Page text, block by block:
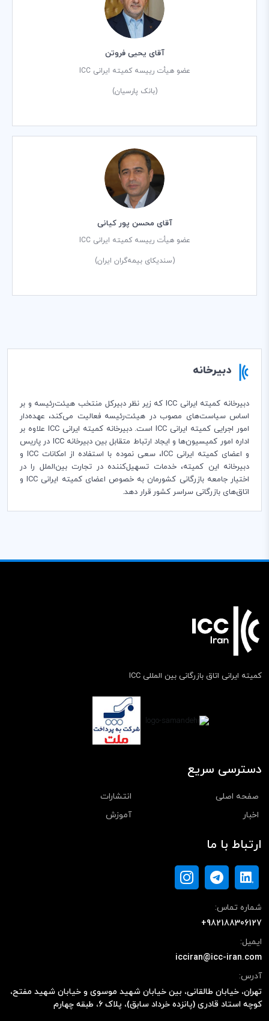
آقای یحیی فروتن
عضو هیأت رییسه کمیته ایرانی ICC
(بانک پارسیان)
آقای محسن پور کیانی
عضو هیأت رییسه کمیته ایرانی ICC
(سندیكای بیمه‌گران ایران)
دبیرخانه
دبیرخانه كمیته ایرانی ICC كه زیر نظر دبیركل منتخب هیئت‌رئیسه و بر
اساس سیاست‌های مصوب در هیئت‌رئیسه فعالیت می‌كند، عهده‌دار
امور اجرایی كمیته ایرانی ICC است. دبیرخانه كمیته ایرانی ICC علاوه بر
اداره امور كمیسیون‌ها و ایجاد ارتباط متقابل بین دبیرخانه ICC در پاریس
و اعضای كمیته ایرانی ICC، سعی نموده با استفاده از امكانات ICC و
دبیرخانه این كمیته، خدمات تسهیل‌كننده در تجارت بین‌الملل را در
اختیار جامعه بازرگانی کشورمان به خصوص اعضای كمیته ایرانی ICC و
اتاق­‌های بازرگانی سراسر کشور قرار دهد.
کمیته ایرانی اتاق بازرگانی بین المللی ICC
دسترسی سریع
صفحه اصلی
انتشارات
اخبار
آموزش
ارتباط با ما
شماره تماس:
+982188306127
ایمیل:
icciran@icc-iran.com
آدرس:
تهران، خیابان طالقانی، بین خیابان شهید موسوی و خیابان شهید مفتح،
کوچه استاد قادری (پانزده خرداد سابق)، پلاک ۶، طبقه چهارم